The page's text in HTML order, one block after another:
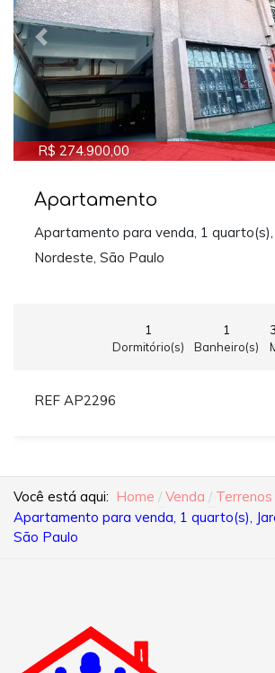
Previous
R$ 274.900,00
Apartamento
Apartamento para venda, 1 quarto(s),
Nordeste, São Paulo
1
Dormitório(s)
1
Banheiro(s)
REF AP2296
Você está aqui: Home Venda
Terrenos
Apartamento para venda, 1 quarto(s),
São Paulo